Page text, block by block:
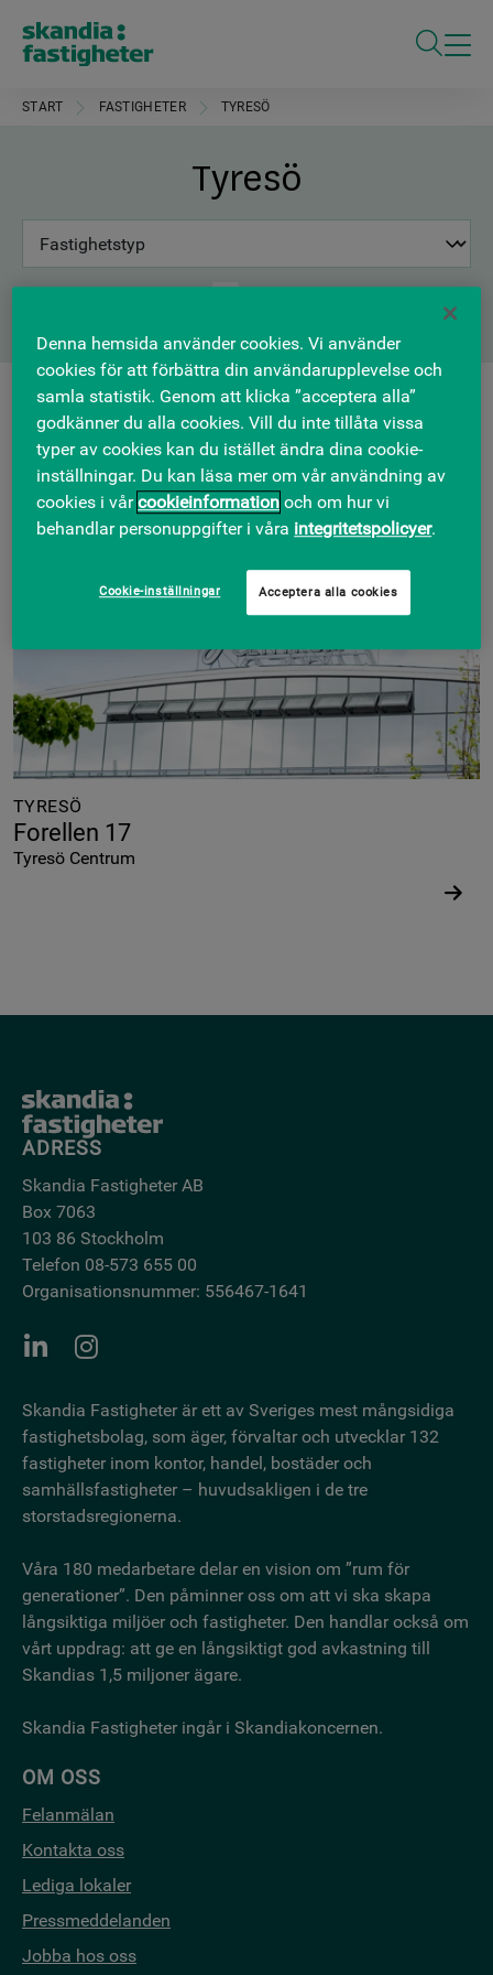
START FASTIGHETER TYRESÖ
Tyresö
typ
att
på:
Fyll i en söksträng ovan för att söka
HANDEL
TYRESÖ
Forellen 17
Tyresö Centrum
ADRESS
Skandia Fastigheter AB
Box 7063
103 86 Stockholm
Telefon 08-573 655 00
Organisationsnummer: 556467-1641
Skandia Fastigheter är ett av Sveriges mest mångsidiga
fastighetsbo­lag, som äger, förvaltar och utvecklar 132
fastigheter inom kontor, handel, bostäder och
samhällsfastigheter – huvudsakligen i de tre
storstadsregionerna.
Våra 180 medarbetare delar en vision om ”rum för
generationer”. Den påminner oss om att vi ska skapa
långsiktiga miljöer och fastigheter. Den handlar också om
vårt uppdrag: att ge en långsiktigt god avkastning till
Skandias 1,5 miljoner ägare.
Skandia Fastigheter ingår i Skandiakoncernen.
OM OSS
Felanmälan
Kontakta oss
Lediga lokaler
Pressmeddelanden
Jobba hos oss
Denna hemsida använder cookies. Vi använder
cookies för att förbättra din användarupplevelse och
samla statistik. Genom att klicka ”acceptera alla”
godkänner du alla cookies. Vill du inte tillåta vissa
typer av cookies kan du istället ändra dina cookie-
inställningar. Du kan läsa mer om vår användning av
cookies i vårcookieinformation och om hur vi
behandlar personuppgifter i våra integritetspolicyer.
Cookie-inställningar Acceptera alla cookies